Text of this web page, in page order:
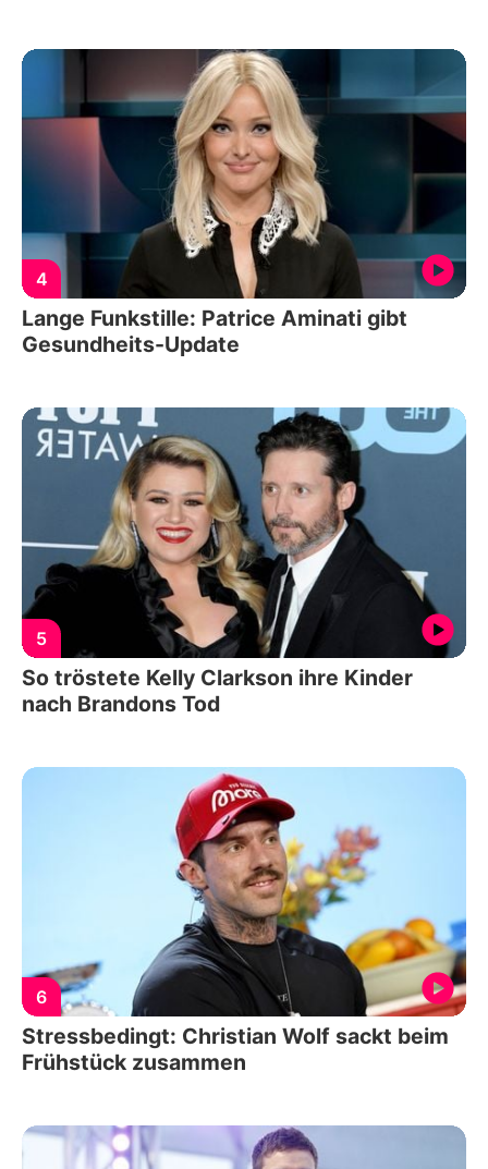
4
Lange Funkstille: Patrice Aminati gibt
Gesundheits-Update
5
So tröstete Kelly Clarkson ihre Kinder
nach Brandons Tod
6
Stressbedingt: Christian Wolf sackt beim
Frühstück zusammen